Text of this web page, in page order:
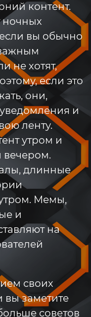
контент.
ночных
вы обычно
не хотят,
если это
они,
и
ленту.
утром и
вечером.
длинные
Мемы,
и
на
своих
вы заметите
советов